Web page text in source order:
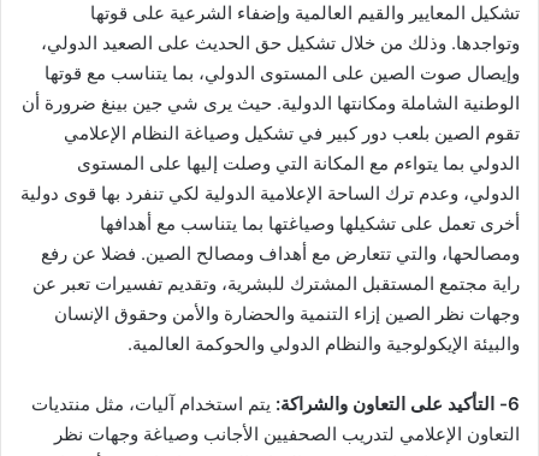
تشكيل المعايير والقيم العالمية وإضفاء الشرعية على قوتها
وتواجدها. وذلك من خلال تشكيل حق الحديث على الصعيد الدولي،
وإيصال صوت الصين على المستوى الدولي، بما يتناسب مع قوتها
الوطنية الشاملة ومكانتها الدولية. حيث يرى شي جين بينغ ضرورة أن
تقوم الصين بلعب دور كبير في تشكيل وصياغة النظام الإعلامي
الدولي بما يتواءم مع المكانة التي وصلت إليها على المستوى
الدولي، وعدم ترك الساحة الإعلامية الدولية لكي تنفرد بها قوى دولية
أخرى تعمل على تشكيلها وصياغتها بما يتناسب مع أهدافها
ومصالحها، والتي تتعارض مع أهداف ومصالح الصين. فضلا عن رفع
راية مجتمع المستقبل المشترك للبشرية، وتقديم تفسيرات تعبر عن
وجهات نظر الصين إزاء التنمية والحضارة والأمن وحقوق الإنسان
والبيئة الإيكولوجية والنظام الدولي والحوكمة العالمية.
6- التأكيد على التعاون والشراكة:
يتم استخدام آليات، مثل منتديات
التعاون الإعلامي لتدريب الصحفيين الأجانب وصياغة وجهات نظر